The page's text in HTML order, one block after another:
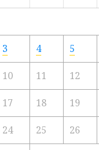
3 4 5
10 11 12
17 18 19
24 25 26